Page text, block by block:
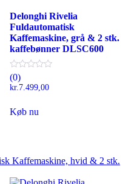
Delonghi Rivelia
Fuldautomatisk
Kaffemaskine, grå & 2 stk.
kaffebønner DLSC600
(0)
kr. 7.499,00
Køb nu